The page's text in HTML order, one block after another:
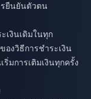
ยืนยันตัวตน
เงินเดิมในทุก
องวิธีการชำระเงิน
มการเติมเงินทุกครั้ง